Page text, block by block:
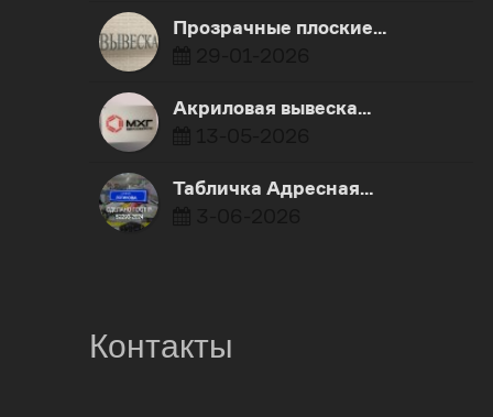
Прозрачные плоские…
Акриловая вывеска…
Табличка Адресная…
Контакты